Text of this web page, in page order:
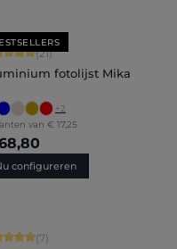
waardering van 5 van 5
(21)
fotolijst Mika
+2
van € 17,25
configureren
waardering van 5 van 5
(7)